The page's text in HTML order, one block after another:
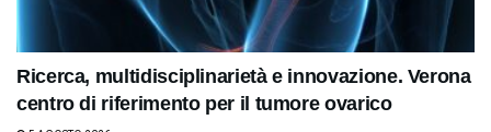
Ricerca, multidisciplinarietà e innovazione. Verona
centro di riferimento per il tumore ovarico